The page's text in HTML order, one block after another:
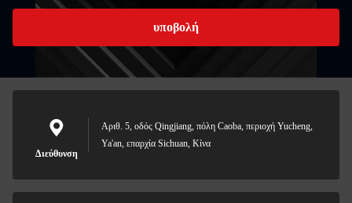
υποβολή
Διεύθυνση
Αριθ. 5, οδός Qingjiang, πόλη Caoba, περιοχή Yucheng,
Ya'an, επαρχία Sichuan, Κίνα